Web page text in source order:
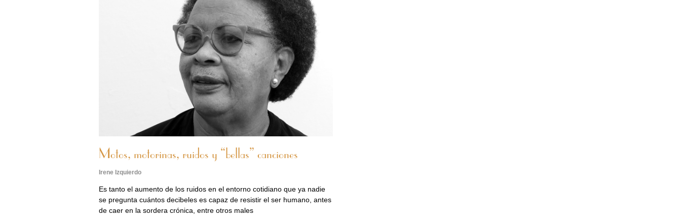
Motos, motorinas, ruidos y “bellas” canciones
Irene Izquierdo
Es tanto el aumento de los ruidos en el entorno cotidiano que ya nadie
se pregunta cuántos decibeles es capaz de resistir el ser humano, antes
de caer en la sordera crónica, entre otros males